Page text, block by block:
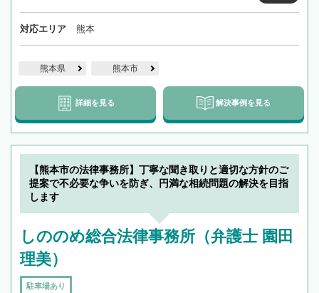
対応エリア 熊本
熊本県 熊本市
詳細を見る 解決事例を見る
【熊本市の法律事務所】丁寧な聞き取りと適切な方針のご
提案で不必要な争いを防ぎ、円満な相続問題の解決を目指
します
しののめ総合法律事務所（弁護士 園田
理美）
駐車場あり